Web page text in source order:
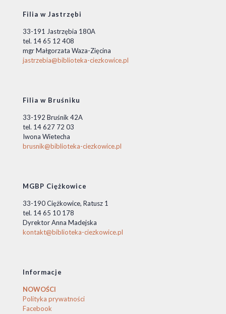
Filia w Jastrzębi
33-191 Jastrzębia 180A
tel. 14 65 12 408
mgr Małgorzata Waza-Zięcina
jastrzebia@biblioteka-ciezkowice.pl
Filia w Bruśniku
33-192 Bruśnik 42A
tel. 14 627 72 03
Iwona Wietecha
brusnik@biblioteka-ciezkowice.pl
MGBP Ciężkowice
33-190 Ciężkowice, Ratusz 1
tel. 14 65 10 178
Dyrektor Anna Madejska
kontakt@biblioteka-ciezkowice.pl
Informacje
NOWOŚCI
Polityka prywatności
Facebook